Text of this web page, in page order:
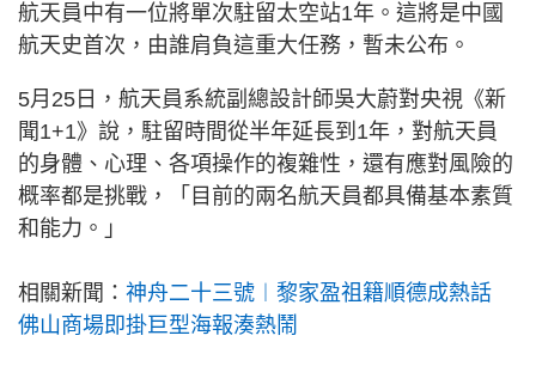
航天員中有一位將單次駐留太空站1年。這將是中國
航天史首次，由誰肩負這重大任務，暫未公布。
5月25日，航天員系統副總設計師吳大蔚對央視《新
聞1+1》說，駐留時間從半年延長到1年，對航天員
的身體、心理、各項操作的複雜性，還有應對風險的
概率都是挑戰，「目前的兩名航天員都具備基本素質
和能力。」
相關新聞： 神舟二十三號︱黎家盈祖籍順德成熱話
佛山商場即掛巨型海報湊熱鬧